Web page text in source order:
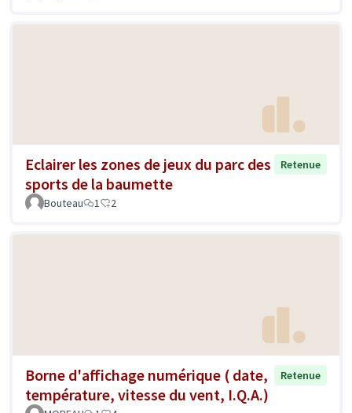
Eclairer les zones de jeux du parc des
sports de la baumette
Retenue
Bouteau 1 2
Borne d'affichage numérique ( date,
température, vitesse du vent, I.Q.A.)
Retenue